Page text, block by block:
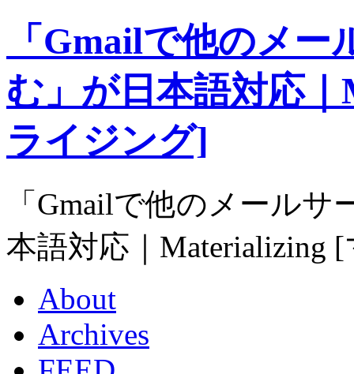
「Gmailで他のメ
む」が日本語対応
ライジング]
「Gmailで他のメール
本語対応｜Materializing
About
Archives